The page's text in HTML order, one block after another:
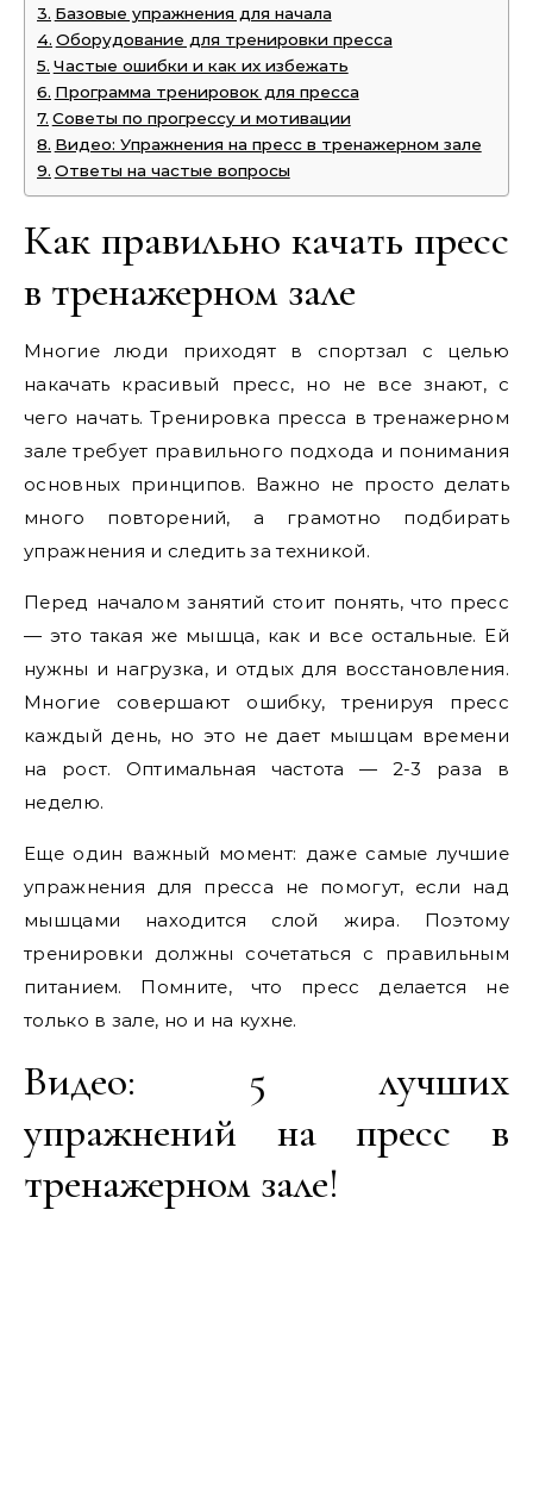
Базовые упражнения для начала
Оборудование для тренировки пресса
Частые ошибки и как их избежать
Программа тренировок для пресса
Советы по прогрессу и мотивации
Видео: Упражнения на пресс в тренажерном зале
Ответы на частые вопросы
Как правильно качать пресс
в тренажерном зале
Многие люди приходят в спортзал с целью
накачать красивый пресс, но не все знают, с
чего начать. Тренировка пресса в тренажерном
зале требует правильного подхода и понимания
основных принципов. Важно не просто делать
много повторений, а грамотно подбирать
упражнения и следить за техникой.
Перед началом занятий стоит понять, что пресс
— это такая же мышца, как и все остальные. Ей
нужны и нагрузка, и отдых для восстановления.
Многие совершают ошибку, тренируя пресс
каждый день, но это не дает мышцам времени
на рост. Оптимальная частота — 2-3 раза в
неделю.
Еще один важный момент: даже самые лучшие
упражнения для пресса не помогут, если над
мышцами находится слой жира. Поэтому
тренировки должны сочетаться с правильным
питанием. Помните, что пресс делается не
только в зале, но и на кухне.
Видео: 5 лучших
упражнений на пресс в
тренажерном зале!